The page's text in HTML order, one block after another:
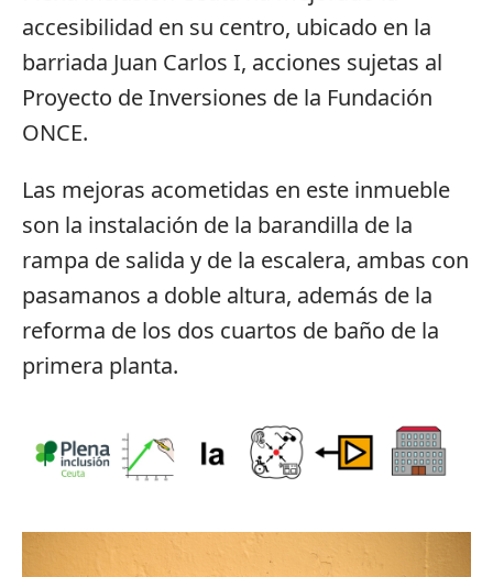
accesibilidad en su centro, ubicado en la
barriada Juan Carlos I, acciones sujetas al
Proyecto de Inversiones de la Fundación
ONCE.
Las mejoras acometidas en este inmueble
son la instalación de la barandilla de la
rampa de salida y de la escalera, ambas con
pasamanos a doble altura, además de la
reforma de los dos cuartos de baño de la
primera planta.